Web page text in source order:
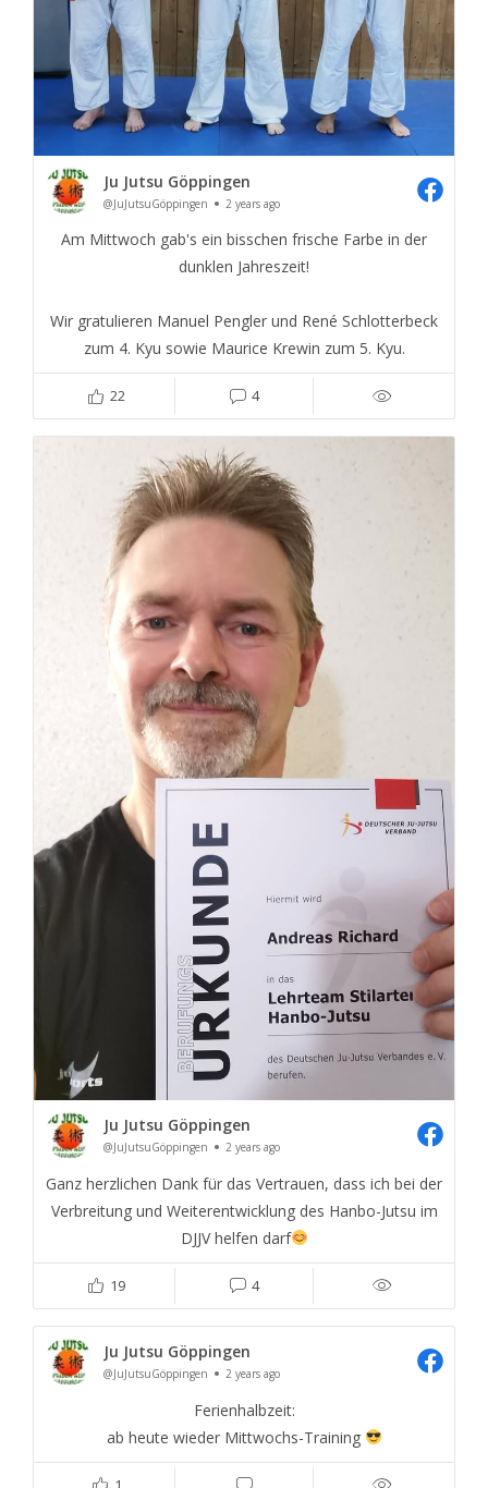
Ju Jutsu Göppingen
@JuJutsuGöppingen 2 years ago
Am Mittwoch gab's ein bisschen frische Farbe in der
dunklen Jahreszeit!
Wir gratulieren Manuel Pengler und René Schlotterbeck
zum 4. Kyu sowie Maurice Krewin zum 5. Kyu.
22 4
Ju Jutsu Göppingen
@JuJutsuGöppingen 2 years ago
Ganz herzlichen Dank für das Vertrauen, dass ich bei der
Verbreitung und Weiterentwicklung des Hanbo-Jutsu im
DJJV helfen darf
19 4
Ju Jutsu Göppingen
@JuJutsuGöppingen 2 years ago
Ferienhalbzeit:
ab heute wieder Mittwochs-Training